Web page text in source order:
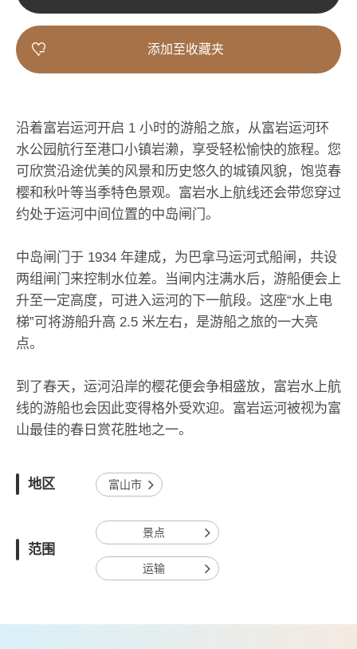
添加至收藏夹
沿着富岩运河开启 1 小时的游船之旅，从富岩运河环
水公园航行至港口小镇岩濑，享受轻松愉快的旅程。您
可欣赏沿途优美的风景和历史悠久的城镇风貌，饱览春
樱和秋叶等当季特色景观。富岩水上航线还会带您穿过
约处于运河中间位置的中岛闸门。
中岛闸门于 1934 年建成，为巴拿马运河式船闸，共设
两组闸门来控制水位差。当闸内注满水后，游船便会上
升至一定高度，可进入运河的下一航段。这座“水上电
梯”可将游船升高 2.5 米左右，是游船之旅的一大亮
点。
到了春天，运河沿岸的樱花便会争相盛放，富岩水上航
线的游船也会因此变得格外受欢迎。富岩运河被视为富
山最佳的春日赏花胜地之一。
地区 富山市
范围
景点
运输